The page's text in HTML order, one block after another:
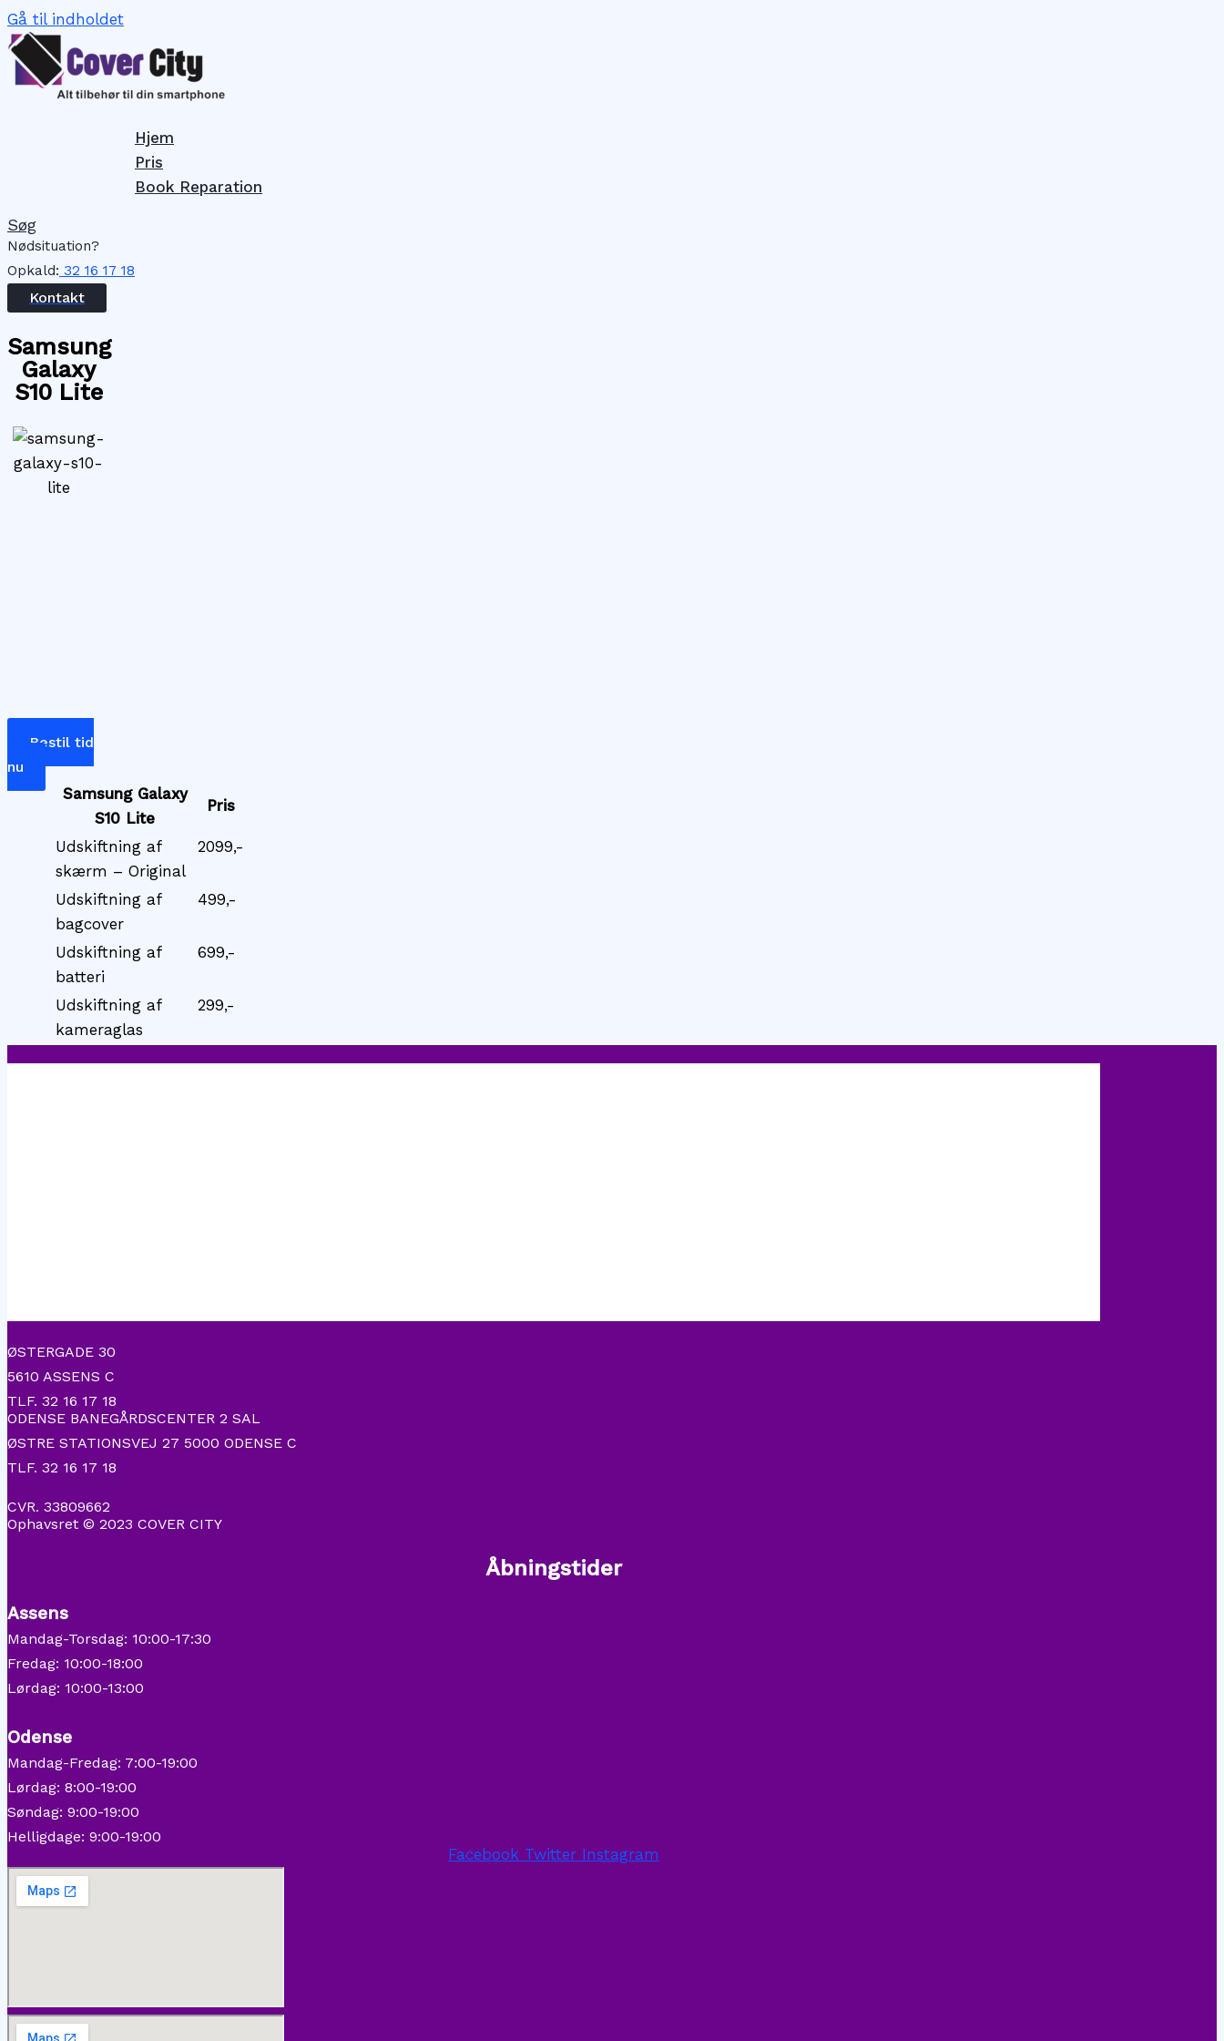
Gå til indholdet
Hjem
Pris
Book Reparation
Søg
Nødsituation?
Opkald: 32 16 17 18
Kontakt
Samsung
Galaxy
S10 Lite
Bestil tid
nu
Samsung Galaxy
S10 Lite
Pris
Udskiftning af
skærm – Original
2099,-
Udskiftning af
bagcover
499,-
Udskiftning af
batteri
699,-
Udskiftning af
kameraglas
299,-
ØSTERGADE 30
5610 ASSENS C
TLF. 32 16 17 18
ODENSE BANEGÅRDSCENTER 2 SAL
ØSTRE STATIONSVEJ 27 5000 ODENSE C
TLF. 32 16 17 18
CVR. 33809662
Ophavsret © 2023 COVER CITY
Åbningstider
Assens
Mandag-Torsdag: 10:00-17:30
Fredag: 10:00-18:00
Lørdag: 10:00-13:00
Odense
Mandag-Fredag: 7:00-19:00
Lørdag: 8:00-19:00
Søndag: 9:00-19:00
Helligdage: 9:00-19:00
Facebook Twitter Instagram